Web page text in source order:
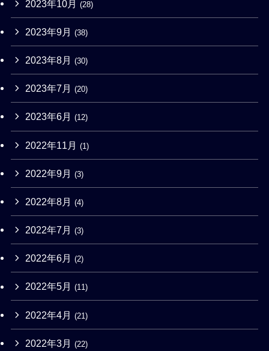
2023年10月 (28)
2023年9月 (38)
2023年8月 (30)
2023年7月 (20)
2023年6月 (12)
2022年11月 (1)
2022年9月 (3)
2022年8月 (4)
2022年7月 (3)
2022年6月 (2)
2022年5月 (11)
2022年4月 (21)
2022年3月 (22)